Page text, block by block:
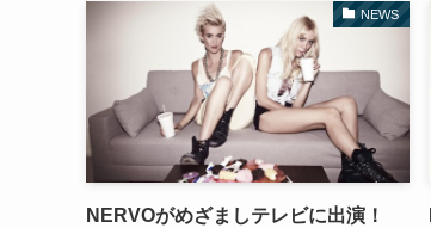
NEWS
NERVOがめざましテレビに出演！